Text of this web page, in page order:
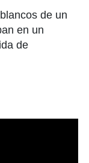
de un
en un
de